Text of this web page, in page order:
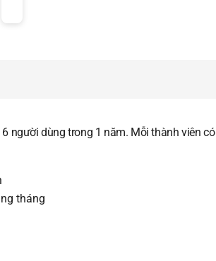
người dùng trong 1 năm. Mỗi thành viên có
tháng